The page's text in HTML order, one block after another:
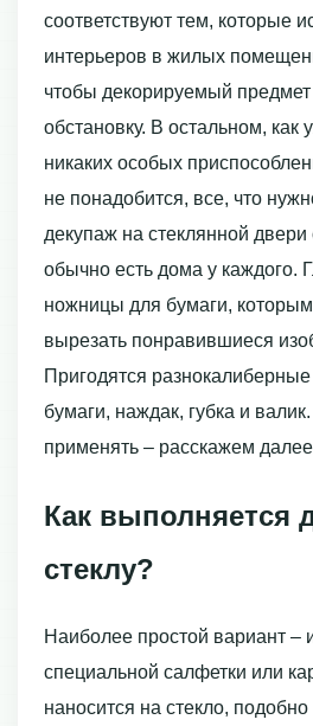
соответствуют тем, которые
интерьеров в жилых
чтобы декорируемый
обстановку. В остальном, как
никаких особых
не понадобится, все, что
декупаж на стеклянной
обычно есть дома у каждого.
ножницы для бумаги,
вырезать понравившиеся
Пригодятся
бумаги, наждак, губка и
применять – расскажем
Как выполняется
стеклу?
Наиболее простой вариант –
специальной салфетки или
наносится на стекло,